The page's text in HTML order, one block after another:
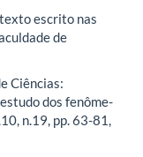
escrito nas
de
Ciências:
dos fenôme-
n.19, pp. 63-81,